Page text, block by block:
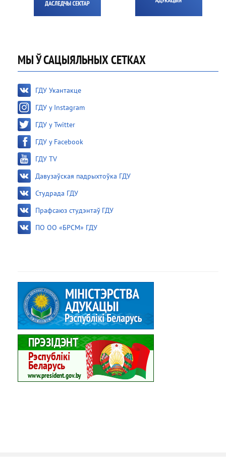
МЫ Ў САЦЫЯЛЬНЫХ СЕТКАХ
ГДУ Укантакце
ГДУ у Instagram
ГДУ у Twitter
ГДУ у Facebook
ГДУ TV
Давузаўская падрыхтоўка ГДУ
Студрада ГДУ
Прафсаюз студэнтаў ГДУ
ПО ОО «БРСМ» ГДУ